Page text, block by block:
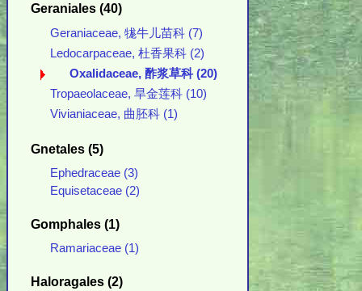
Geraniales (40)
Geraniaceae, 牻牛儿苗科 (7)
Ledocarpaceae, 杜香果科 (2)
Oxalidaceae, 酢浆草科 (20)
Tropaeolaceae, 旱金莲科 (10)
Vivianiaceae, 曲胚科 (1)
Gnetales (5)
Ephedraceae (3)
Equisetaceae (2)
Gomphales (1)
Ramariaceae (1)
Haloragales (2)